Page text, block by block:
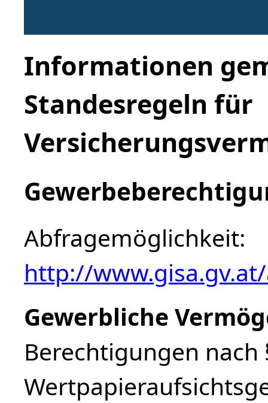
Informationen
Standesregeln für
Abfragemöglichkeit:
http://
Gewerbliche
Berechtigungen nach